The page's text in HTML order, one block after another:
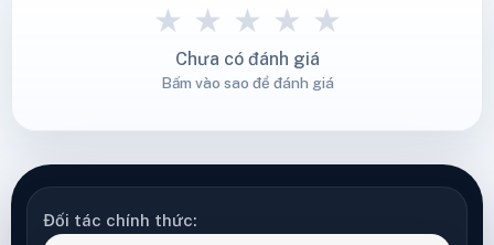
★ ★ ★ ★ ★
Chưa có đánh giá
Bấm vào sao để đánh giá
Đối tác chính thức: